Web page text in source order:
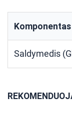
Komponentas
Saldymedis